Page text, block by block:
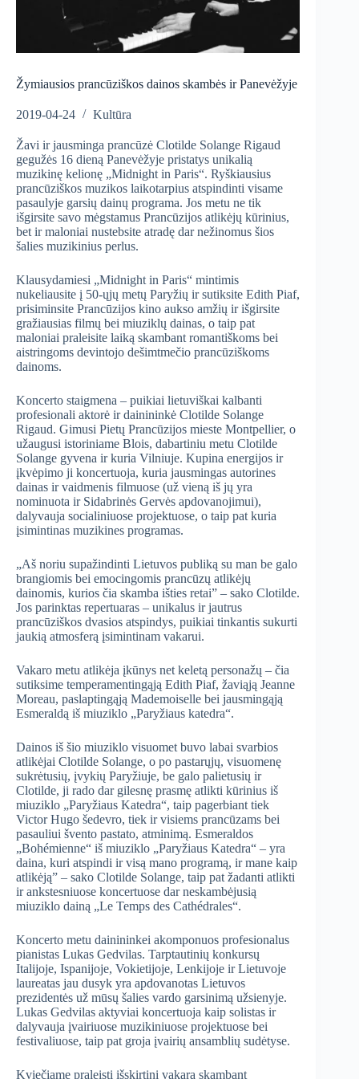
Žymiausios prancūziškos dainos skambės ir Panevėžyje
2019-04-24 Kultūra
Žavi ir jausminga prancūzė Clotilde Solange Rigaud
gegužės 16 dieną Panevėžyje pristatys unikalią
muzikinę kelionę „Midnight in Paris“. Ryškiausius
prancūziškos muzikos laikotarpius atspindinti visame
pasaulyje garsių dainų programa. Jos metu ne tik
išgirsite savo mėgstamus Prancūzijos atlikėjų kūrinius,
bet ir maloniai nustebsite atradę dar nežinomus šios
šalies muzikinius perlus.
Klausydamiesi „Midnight in Paris“ mintimis
nukeliausite į 50-ųjų metų Paryžių ir sutiksite Edith Piaf,
prisiminsite Prancūzijos kino aukso amžių ir išgirsite
gražiausias filmų bei miuziklų dainas, o taip pat
maloniai praleisite laiką skambant romantiškoms bei
aistringoms devintojo dešimtmečio prancūziškoms
dainoms.
Koncerto staigmena – puikiai lietuviškai kalbanti
profesionali aktorė ir dainininkė Clotilde Solange
Rigaud. Gimusi Pietų Prancūzijos mieste Montpellier, o
užaugusi istoriniame Blois, dabartiniu metu Clotilde
Solange gyvena ir kuria Vilniuje. Kupina energijos ir
įkvėpimo ji koncertuoja, kuria jausmingas autorines
dainas ir vaidmenis filmuose (už vieną iš jų yra
nominuota ir Sidabrinės Gervės apdovanojimui),
dalyvauja socialiniuose projektuose, o taip pat kuria
įsimintinas muzikines programas.
„Aš noriu supažindinti Lietuvos publiką su man be galo
brangiomis bei emocingomis prancūzų atlikėjų
dainomis, kurios čia skamba išties retai” – sako Clotilde.
Jos parinktas repertuaras – unikalus ir jautrus
prancūziškos dvasios atspindys, puikiai tinkantis sukurti
jaukią atmosferą įsimintinam vakarui.
Vakaro metu atlikėja įkūnys net keletą personažų – čia
sutiksime temperamentingąją Edith Piaf, žaviąją Jeanne
Moreau, paslaptingąją Mademoiselle bei jausmingąją
Esmeraldą iš miuziklo „Paryžiaus katedra“.
Dainos iš šio miuziklo visuomet buvo labai svarbios
atlikėjai Clotilde Solange, o po pastarųjų, visuomenę
sukrėtusių, įvykių Paryžiuje, be galo palietusių ir
Clotilde, ji rado dar gilesnę prasmę atlikti kūrinius iš
miuziklo „Paryžiaus Katedra“, taip pagerbiant tiek
Victor Hugo šedevro, tiek ir visiems prancūzams bei
pasauliui švento pastato, atminimą. Esmeraldos
„Bohémienne“ iš miuziklo „Paryžiaus Katedra“ – yra
daina, kuri atspindi ir visą mano programą, ir mane kaip
atlikėją” – sako Clotilde Solange, taip pat žadanti atlikti
ir ankstesniuose koncertuose dar neskambėjusią
miuziklo dainą „Le Temps des Cathédrales“.
Koncerto metu dainininkei akomponuos profesionalus
pianistas Lukas Gedvilas. Tarptautinių konkursų
Italijoje, Ispanijoje, Vokietijoje, Lenkijoje ir Lietuvoje
laureatas jau dusyk yra apdovanotas Lietuvos
prezidentės už mūsų šalies vardo garsinimą užsienyje.
Lukas Gedvilas aktyviai koncertuoja kaip solistas ir
dalyvauja įvairiuose muzikiniuose projektuose bei
festivaliuose, taip pat groja įvairių ansamblių sudėtyse.
Kviečiame praleisti išskirtinį vakarą skambant